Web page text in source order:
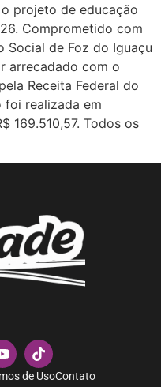
projeto de educação
Comprometido com
Social de Foz do Iguaçu
arrecadado com o
Receita Federal do
foi realizada em
169.510,57. Todos os
de UsoContato